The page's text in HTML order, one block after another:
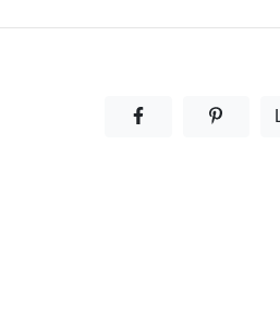
分享至facebook(另
分享至噗